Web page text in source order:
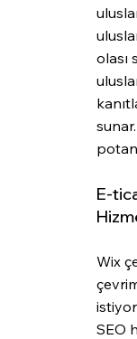
olası
E-
Wix
SEO